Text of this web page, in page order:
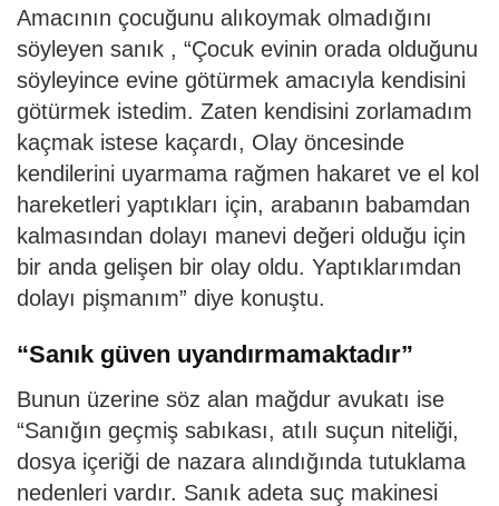
Amacının çocuğunu alıkoymak olmadığını
söyleyen sanık , “Çocuk evinin orada olduğunu
söyleyince evine götürmek amacıyla kendisini
götürmek istedim. Zaten kendisini zorlamadım
kaçmak istese kaçardı, Olay öncesinde
kendilerini uyarmama rağmen hakaret ve el kol
hareketleri yaptıkları için, arabanın babamdan
kalmasından dolayı manevi değeri olduğu için
bir anda gelişen bir olay oldu. Yaptıklarımdan
dolayı pişmanım” diye konuştu.
“Sanık güven uyandırmamaktadır”
Bunun üzerine söz alan mağdur avukatı ise
“Sanığın geçmiş sabıkası, atılı suçun niteliği,
dosya içeriği de nazara alındığında tutuklama
nedenleri vardır. Sanık adeta suç makinesi